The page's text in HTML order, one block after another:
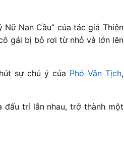
Nan Cầu” của tác giả Thiên
gái bị bỏ rơi từ nhỏ và lớn lên
sự chú ý của Phó Vân Tịch,
đấu trí lẫn nhau, trở thành một